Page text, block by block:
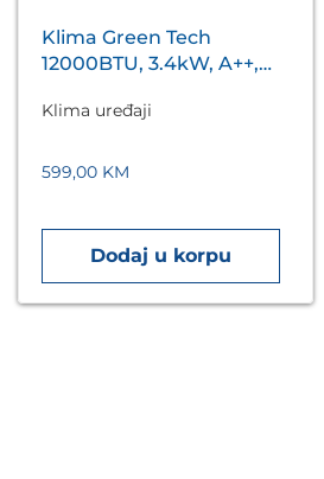
Klima Green Tech
12000BTU, 3.4kW, A++,
bijela
Klima uređaji
599,00 KM
Dodaj u korpu